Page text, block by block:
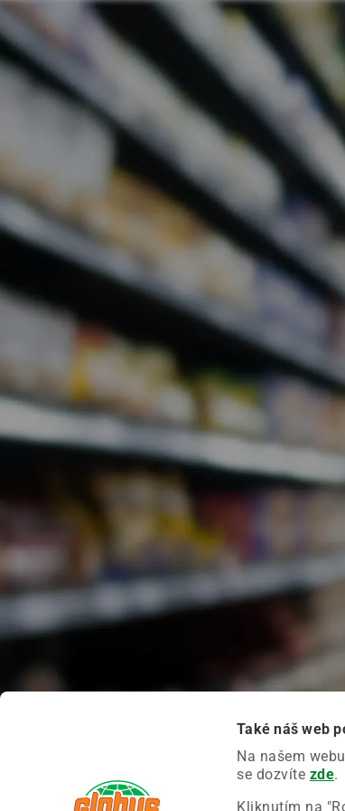
Také náš web
Na našem
se dozvíte zde.
Kliknutím na